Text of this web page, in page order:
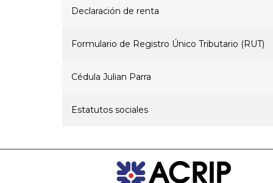
Declaración de renta
Formulario de Registro Único Tributario (RUT)
Cédula Julian Parra
Estatutos sociales